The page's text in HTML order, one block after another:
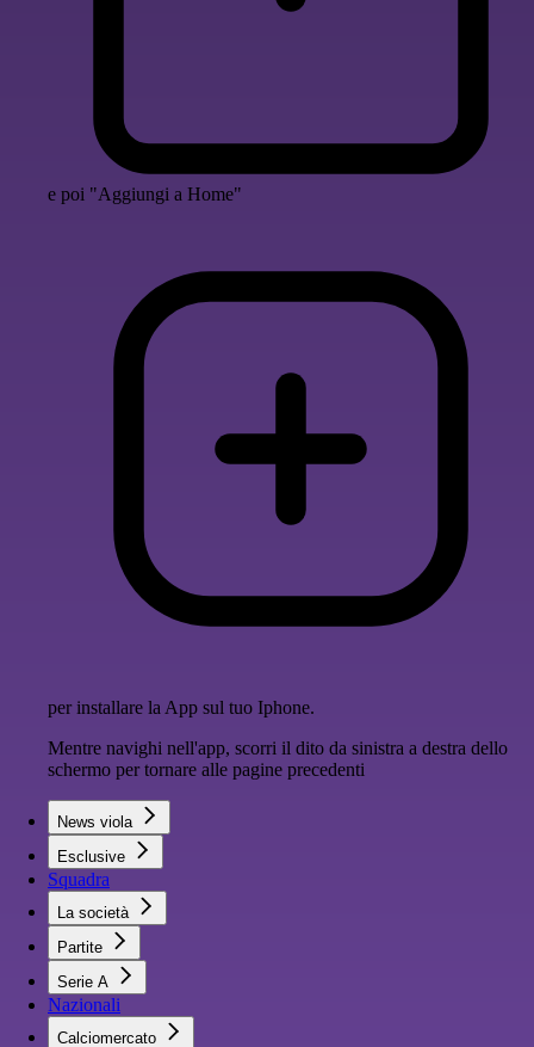
e poi "Aggiungi a Home"
per installare la App sul tuo Iphone.
Mentre navighi nell'app, scorri il dito da sinistra a destra dello
schermo per tornare alle pagine precedenti
News viola
Esclusive
Squadra
La società
Partite
Serie A
Nazionali
Calciomercato